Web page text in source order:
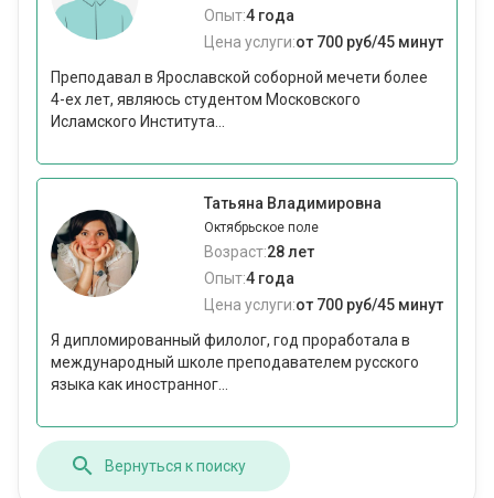
Опыт:4 года
Цена услуги:от 700 руб/45 минут
Преподавал в Ярославской соборной мечети более
4-ех лет, являюсь студентом Московского
Исламского Института...
Татьяна Владимировна
Октябрьское поле
Возраст:28 лет
Опыт:4 года
Цена услуги:от 700 руб/45 минут
Я дипломированный филолог, год проработала в
международный школе преподавателем русского
языка как иностранног...
Вернуться к поиску